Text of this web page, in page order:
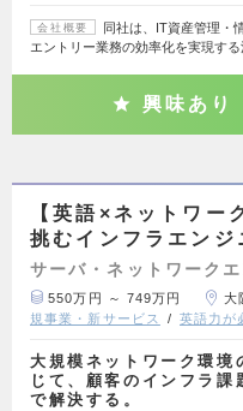
会社概要
同社は、IT資産管理・
エントリー業務の効率化を実現す
興味あり
【英語×ネットワー
挑むインフラエンジ
サーバ・ネットワーク
550万円 ～ 749万円 大
規事業・新サービス
英語力が
大規模ネットワーク環境
じて、顧客のインフラ課
で解決する。